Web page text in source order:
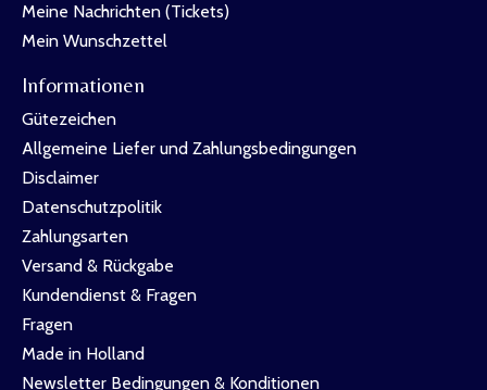
Meine Nachrichten (Tickets)
Mein Wunschzettel
Informationen
Gütezeichen
Allgemeine Liefer und Zahlungsbedingungen
Disclaimer
Datenschutzpolitik
Zahlungsarten
Versand & Rückgabe
Kundendienst & Fragen
Fragen
Made in Holland
Newsletter Bedingungen & Konditionen